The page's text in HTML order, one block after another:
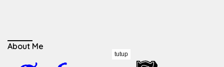
About Me
tutup